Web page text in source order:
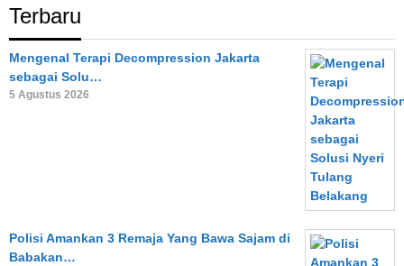
Terbaru
Mengenal Terapi Decompression Jakarta
sebagai Solu…
5 Agustus 2026
Polisi Amankan 3 Remaja Yang Bawa Sajam di
Babakan…